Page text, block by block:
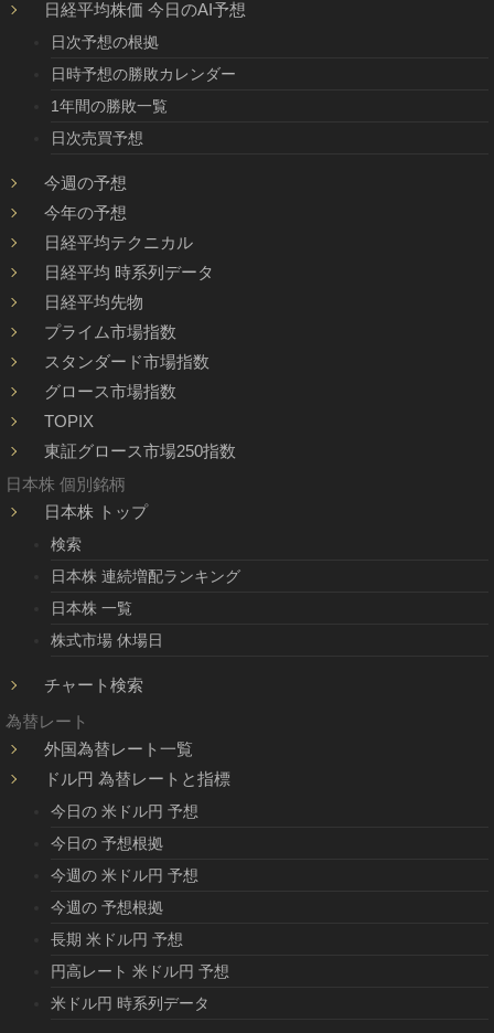
日経平均株価 今日のAI予想
日次予想の根拠
日時予想の勝敗カレンダー
1年間の勝敗一覧
日次売買予想
今週の予想
今年の予想
日経平均テクニカル
日経平均 時系列データ
日経平均先物
プライム市場指数
スタンダード市場指数
グロース市場指数
TOPIX
東証グロース市場250指数
日本株 個別銘柄
日本株 トップ
検索
日本株 連続増配ランキング
日本株 一覧
株式市場 休場日
チャート検索
為替レート
外国為替レート一覧
ドル円 為替レートと指標
今日の 米ドル円 予想
今日の 予想根拠
今週の 米ドル円 予想
今週の 予想根拠
長期 米ドル円 予想
円高レート 米ドル円 予想
米ドル円 時系列データ